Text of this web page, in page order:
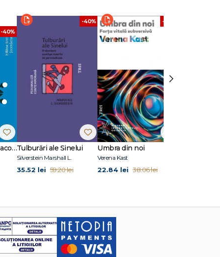
-40%
10 situații clinice în acompanierea doliului
-40%
Tulburări ale Sinelui
Silverstein Marshall L.
35.52 lei 59.20 lei
-40%
Umbra din noi
Verena Kast
22.84 lei 38.06 lei
›